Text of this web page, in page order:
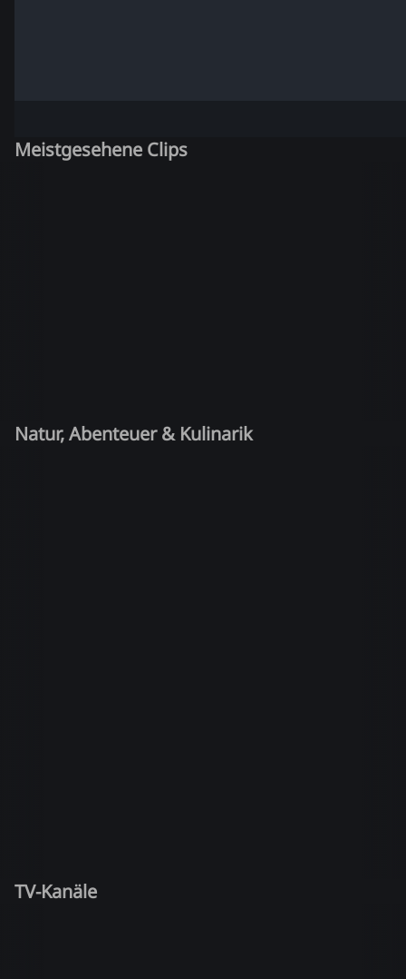
Meistgesehene Clips
Natur, Abenteuer & Kulinarik
TV-Kanäle